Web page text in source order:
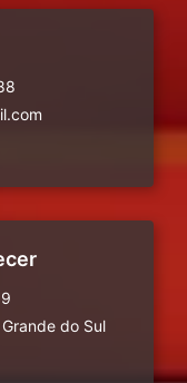
Grande do Sul